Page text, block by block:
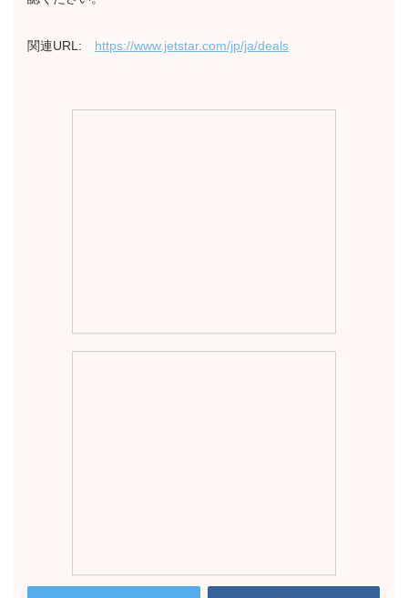
関連URL: https://www.jetstar.com/jp/ja/deals